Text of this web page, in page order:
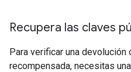
Recupera las claves
Para verificar una devolución
recompensada, necesitas